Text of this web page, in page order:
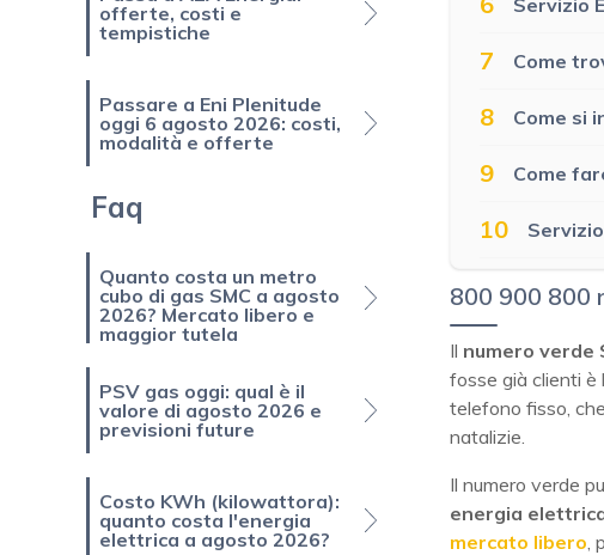
offerte, costi e
tempistiche
Passare a Eni Plenitude
oggi 6 agosto 2026: costi,
modalità e offerte
Faq
Quanto costa un metro
cubo di gas SMC a agosto
2026? Mercato libero e
maggior tutela
PSV gas oggi: qual è il
valore di agosto 2026 e
previsioni future
Costo KWh (kilowattora):
quanto costa l'energia
elettrica a agosto 2026?
7 Come
8 Come si
9 Come
10
800 900 800
Il numero verde
fosse già clienti è
telefono fisso,
natalizie.
Il numero verde
energia
mercato libero